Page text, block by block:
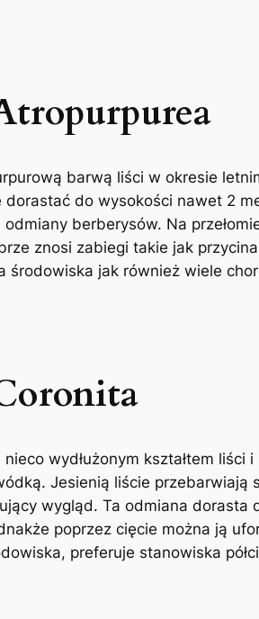
barwą liści w okresie
dorastać do wysokości nawet 2
berberysów. Na
znosi zabiegi takie jak
środowiska jak również wiele
wydłużonym kształtem
Jesienią liście przebarwiają
wygląd. Ta odmiana
poprzez cięcie można ją
preferuje stanowiska